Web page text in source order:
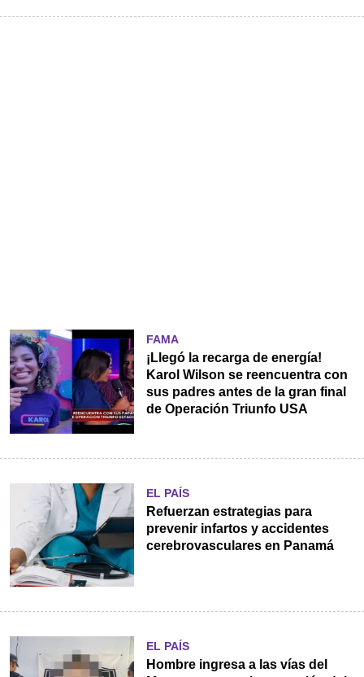
FAMA
¡Llegó la recarga de energía!
Karol Wilson se reencuentra con
sus padres antes de la gran final
de Operación Triunfo USA
EL PAÍS
Refuerzan estrategias para
prevenir infartos y accidentes
cerebrovasculares en Panamá
EL PAÍS
Hombre ingresa a las vías del